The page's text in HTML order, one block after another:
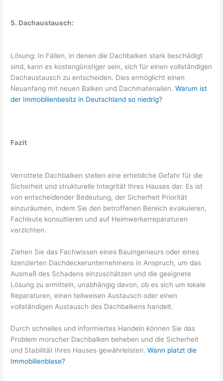
5. Dachaustausch:
Lösung: In Fällen, in denen die Dachbalken stark beschädigt
sind, kann es kostengünstiger sein, sich für einen vollständigen
Dachaustausch zu entscheiden. Dies ermöglicht einen
Neuanfang mit neuen Balken und Dachmaterialien.Warum ist
der Immobilienbesitz in Deutschland so niedrig?
Fazit
Verrottete Dachbalken stellen eine erhebliche Gefahr für die
Sicherheit und strukturelle Integrität Ihres Hauses dar. Es ist
von entscheidender Bedeutung, der Sicherheit Priorität
einzuräumen, indem Sie den betroffenen Bereich evakuieren,
Fachleute konsultieren und auf Heimwerkerreparaturen
verzichten.
Ziehen Sie das Fachwissen eines Bauingenieurs oder eines
lizenzierten Dachdeckerunternehmens in Anspruch, um das
Ausmaß des Schadens einzuschätzen und die geeignete
Lösung zu ermitteln, unabhängig davon, ob es sich um lokale
Reparaturen, einen teilweisen Austausch oder einen
vollständigen Austausch des Dachbalkens handelt.
Durch schnelles und informiertes Handeln können Sie das
Problem morscher Dachbalken beheben und die Sicherheit
und Stabilität Ihres Hauses gewährleisten.Wann platzt die
Immobilienblase?